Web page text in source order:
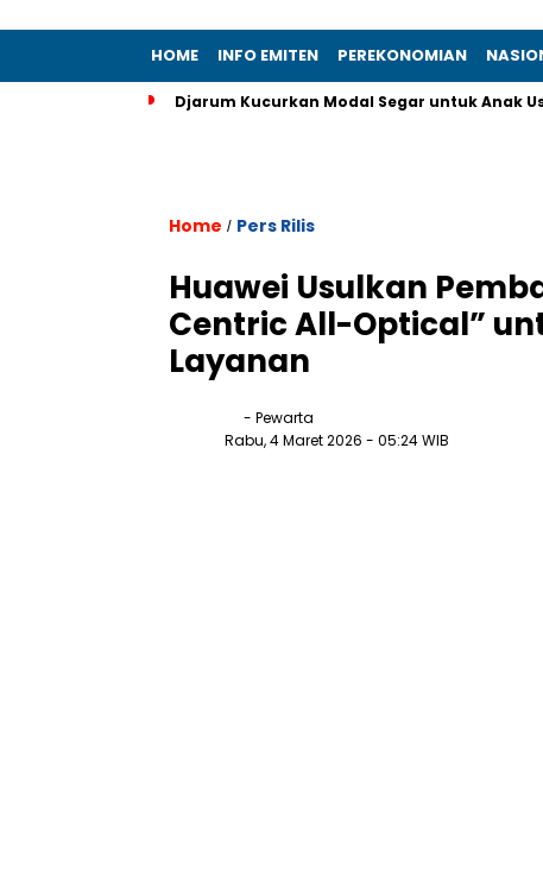
HOME INFO EMITEN PEREKONOMIAN
Djarum Kucurkan Modal Segar untuk Anak
Home / Pers Rilis
Huawei Usulkan
Centric All-Optical”
Layanan
- Pewarta
Rabu, 4 Maret 2026 - 05:24 WIB